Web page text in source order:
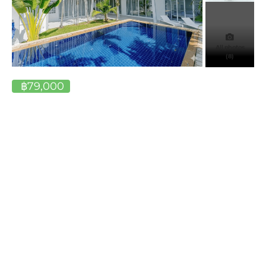
(8)
฿79,000